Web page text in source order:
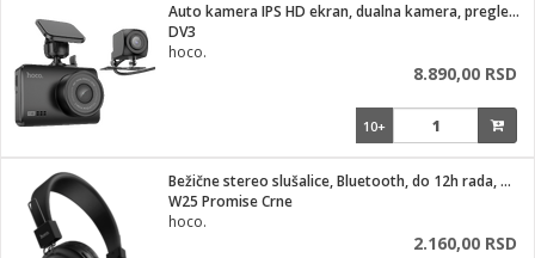
Auto kamera IPS HD ekran, dualna kamera, pregledom od 140°
DV3
hoco.
8.890,00 RSD
10+
Bežične stereo slušalice, Bluetooth, do 12h rada, mikrofon
W25 Promise Crne
hoco.
2.160,00 RSD